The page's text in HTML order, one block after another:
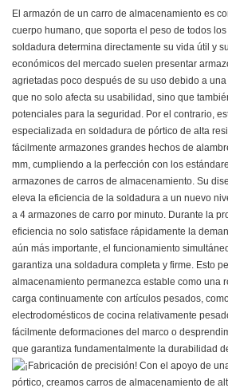
El armazón de un carro de almacenamiento es
cuerpo humano, que soporta el peso de todos
soldadura determina directamente su vida útil y
económicos del mercado suelen presentar
agrietadas poco después de su uso debido a
que no solo afecta su usabilidad, sino que
potenciales para la seguridad. Por el contrario,
especializada en soldadura de pórtico de alta
fácilmente armazones grandes hechos de
mm, cumpliendo a la perfección con los
armazones de carros de almacenamiento. Su
eleva la eficiencia de la soldadura a un nuevo
a 4 armazones de carro por minuto. Durante la
eficiencia no solo satisface rápidamente la
aún más importante, el funcionamiento
garantiza una soldadura completa y firme. Esto
almacenamiento permanezca estable como una
carga continuamente con artículos pesados,
electrodomésticos de cocina relativamente
fácilmente deformaciones del marco o
que garantiza fundamentalmente la durabilidad